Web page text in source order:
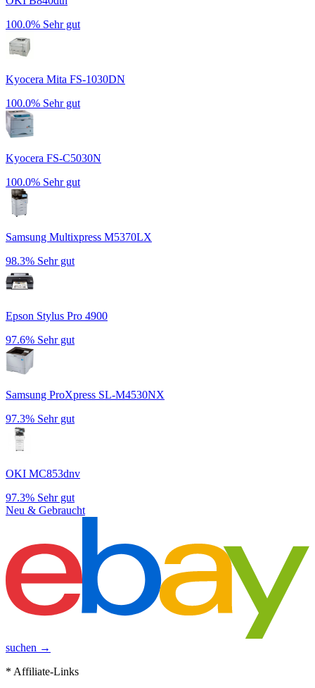
100.0% Sehr gut
Kyocera Mita FS-1030DN
100.0% Sehr gut
Kyocera FS-C5030N
100.0% Sehr gut
Samsung Multixpress M5370LX
98.3% Sehr gut
Epson Stylus Pro 4900
97.6% Sehr gut
Samsung ProXpress SL-M4530NX
97.3% Sehr gut
OKI MC853dnv
97.3% Sehr gut
Neu & Gebraucht
suchen →
* Affiliate-Links